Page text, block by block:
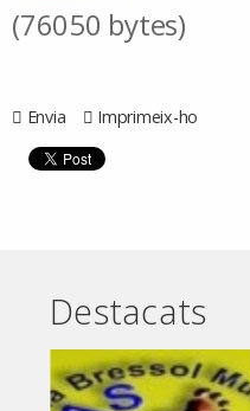
(76050 bytes)
Envia Imprimeix-ho
Destacats